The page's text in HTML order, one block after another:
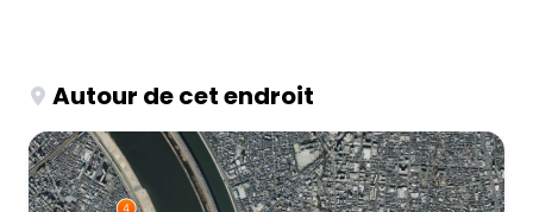
Autour de cet endroit